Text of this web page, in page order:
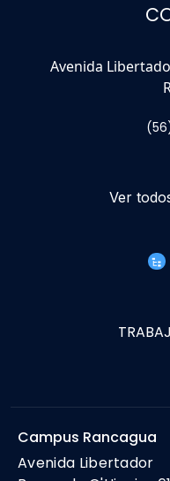
Avenida
Ver
Campus Rancagua
Avenida Libertador